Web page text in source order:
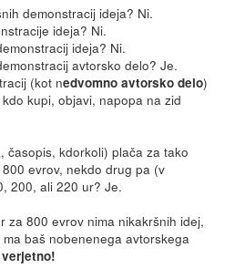
demonstracij ideja? Ni.
ideja? Ni.
ideja? Ni.
avtorsko delo? Je.
(kot nedvomno avtorsko delo)
kupi, objavi, napopa na zid
časopis, kdorkoli) plača za tako
evrov, nekdo drug pa (v
200, ali 220 ur? Je.
za 800 evrov nima nikakršnih idej,
baš nobenenega avtorskega